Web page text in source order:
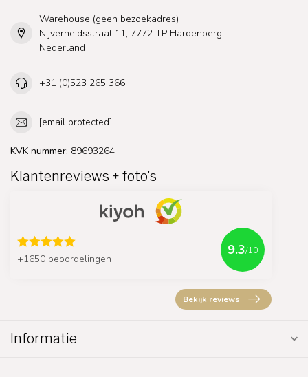
Warehouse (geen bezoekadres)
Nijverheidsstraat 11, 7772 TP Hardenberg
Nederland
+31 (0)523 265 366
[email protected]
KVK nummer: 89693264
Klantenreviews + foto's
+1650 beoordelingen
9.3/10
Bekijk reviews
Informatie